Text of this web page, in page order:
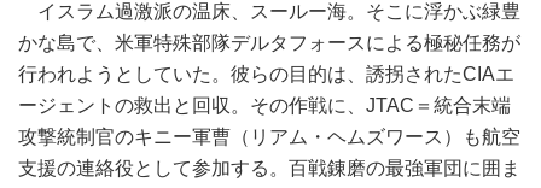
イスラム過激派の温床、スールー海。そこに浮かぶ緑豊
かな島で、米軍特殊部隊デルタフォースによる極秘任務が
行われようとしていた。彼らの目的は、誘拐されたCIAエ
ージェントの救出と回収。その作戦に、JTAC＝統合末端
攻撃統制官のキニー軍曹（リアム・ヘムズワース）も航空
支援の連絡役として参加する。百戦錬磨の最強軍団に囲ま